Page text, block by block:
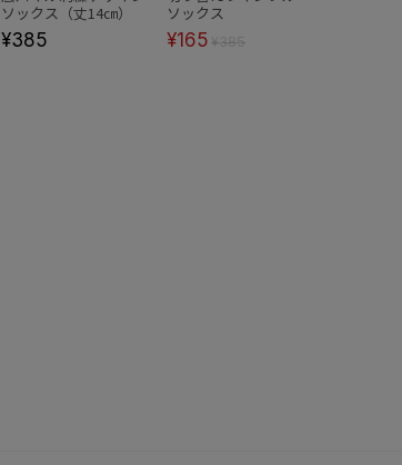
ソックス（丈14㎝）
¥385
ソックス
¥165 ¥385